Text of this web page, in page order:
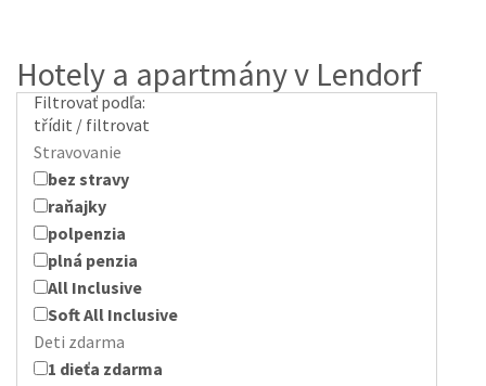
Hotely a apartmány v Lendorf
Filtrovať podľa:
třídit / filtrovat
Stravovanie
bez stravy
raňajky
polpenzia
plná penzia
All Inclusive
Soft All Inclusive
Deti zdarma
1 dieťa zdarma